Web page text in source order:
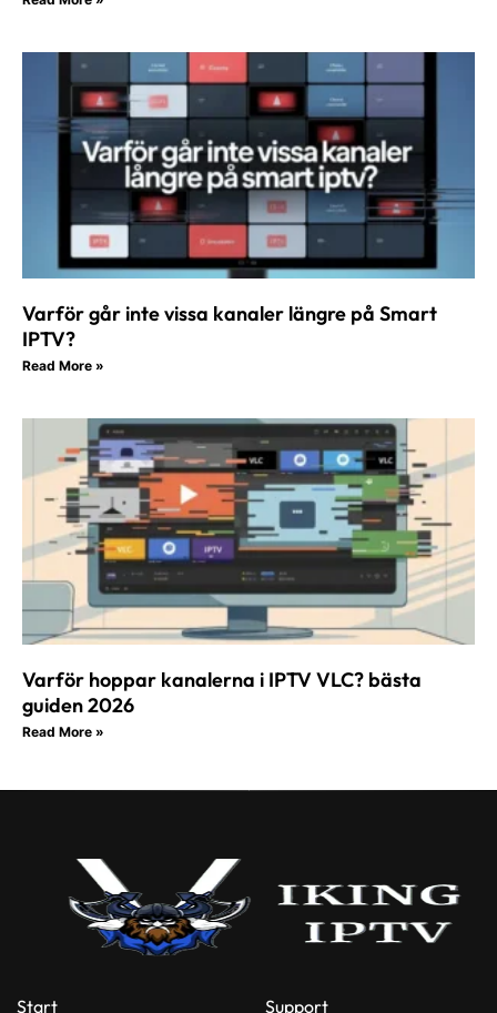
Varför går inte vissa kanaler längre på Smart
IPTV?
Read More »
Varför hoppar kanalerna i IPTV VLC? bästa
guiden 2026
Read More »
Start Support